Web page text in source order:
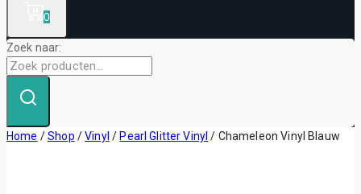
0
Zoek naar:
Home /Shop /Vinyl / Pearl Glitter Vinyl / Chameleon Vinyl Blauw